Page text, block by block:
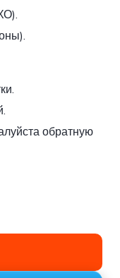
обратную